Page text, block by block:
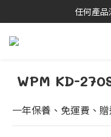
任何產
WPM KD-
一年保養、免運費、